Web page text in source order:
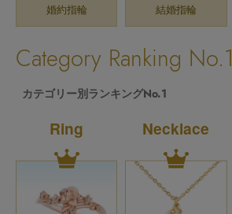
婚約指輪 結婚指輪
Category Ranking No.1
カテゴリー別ランキングNo.1
Ring Necklace